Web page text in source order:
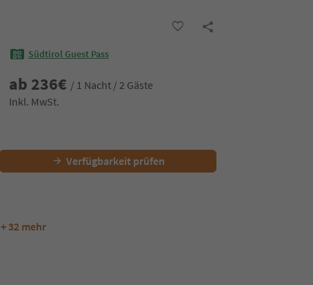
Südtirol Guest Pass
ab 236€ / 1 Nacht / 2 Gäste
Inkl. MwSt.
Verfügbarkeit prüfen
+ 32 mehr